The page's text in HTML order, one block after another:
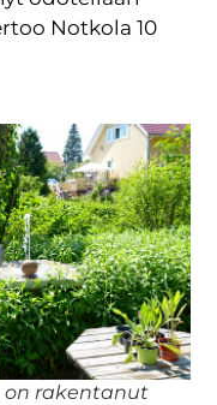
Notkola 10
on rakentanut